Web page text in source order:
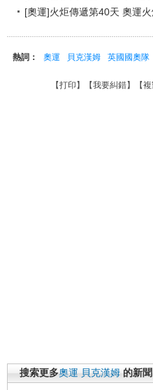
[奧運]火炬傳遞第40天 奧運
熱詞： 奧運 貝克漢姆 英國國奧隊
【打印 】【我要糾錯】【
搜索更多奧運 貝克漢姆 的新聞